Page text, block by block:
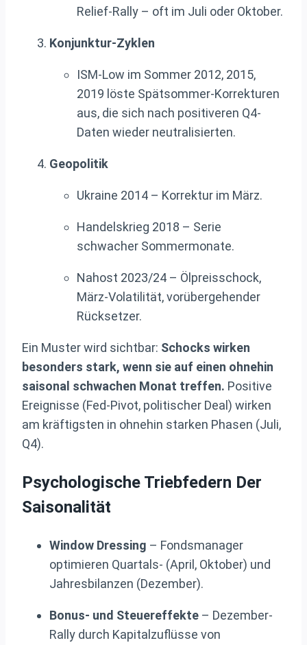
Relief-Rally – oft im Juli oder Oktober.
Konjunktur-Zyklen
ISM-Low im Sommer 2012, 2015,
2019 löste Spätsommer-Korrekturen
aus, die sich nach positiveren Q4-
Daten wieder neutralisierten.
Geopolitik
Ukraine 2014 – Korrektur im März.
Handelskrieg 2018 – Serie
schwacher Sommermonate.
Nahost 2023/24 – Ölpreisschock,
März-Volatilität, vorübergehender
Rücksetzer.
Ein Muster wird sichtbar: Schocks wirken
besonders stark, wenn sie auf einen ohnehin
saisonal schwachen Monat treffen. Positive
Ereignisse (Fed-Pivot, politischer Deal) wirken
am kräftigsten in ohnehin starken Phasen (Juli,
Q4).
Psychologische Triebfedern Der
Saisonalität
Window Dressing – Fondsmanager
optimieren Quartals- (April, Oktober) und
Jahresbilanzen (Dezember).
Bonus- und Steuereffekte – Dezember-
Rally durch Kapitalzuflüsse von